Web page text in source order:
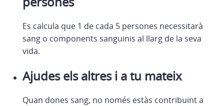
Es calcula que 1 de cada 5 persones necessitarà
sang o components sanguinis al llarg de la seva
vida.
Ajudes els altres i a tu mateix
Quan dones sang, no només estàs contribuint a